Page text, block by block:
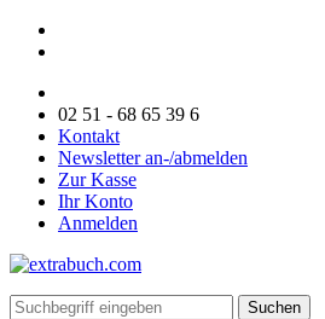
02 51 - 68 65 39 6
Kontakt
Newsletter an-/abmelden
Zur Kasse
Ihr Konto
Anmelden
Suchen